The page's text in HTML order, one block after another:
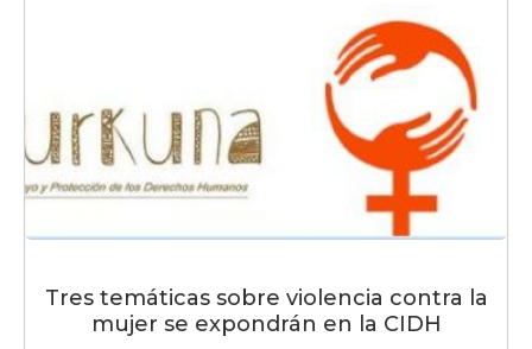
Tres temáticas sobre violencia contra la
mujer se expondrán en la CIDH